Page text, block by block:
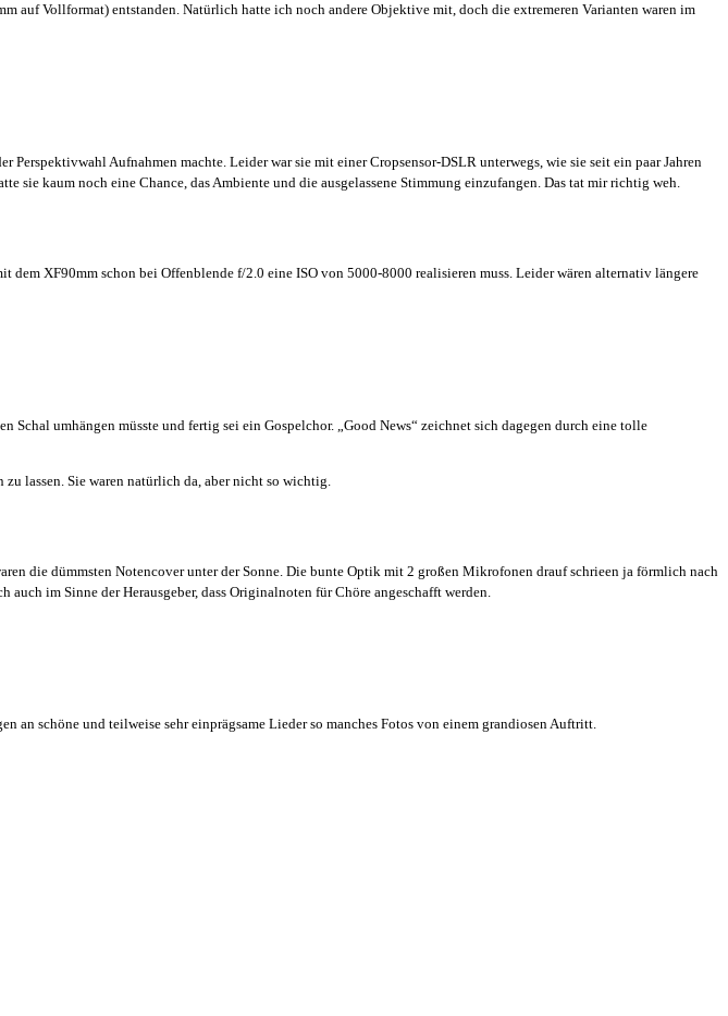
auf Vollformat) entstanden. Natürlich hatte ich noch andere Objektive mit, doch die extremeren Varianten waren im
Aufnahmen machte. Leider war sie mit einer Cropsensor-DSLR unterwegs, wie sie seit ein paar Jahren
kaum noch eine Chance, das Ambiente und die ausgelassene Stimmung einzufangen. Das tat mir richtig weh.
dem XF90mm schon bei Offenblende f/2.0 eine ISO von 5000-8000 realisieren muss. Leider wären alternativ längere
umhängen müsste und fertig sei ein Gospelchor. „Good News“ zeichnet sich dagegen durch eine tolle
lassen. Sie waren natürlich da, aber nicht so wichtig.
die dümmsten Notencover unter der Sonne. Die bunte Optik mit 2 großen Mikrofonen drauf schrieen ja förmlich nach
im Sinne der Herausgeber, dass Originalnoten für Chöre angeschafft werden.
schöne und teilweise sehr einprägsame Lieder so manches Fotos von einem grandiosen Auftritt.